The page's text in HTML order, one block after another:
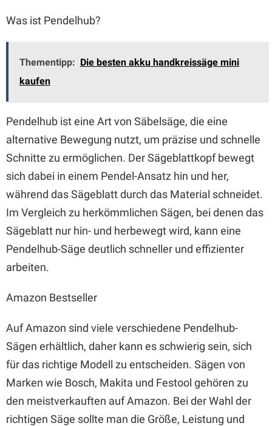
Was ist Pendelhub?
Thementipp: Die besten akku handkreissäge mini
kaufen
Pendelhub ist eine Art von Säbelsäge, die eine
alternative Bewegung nutzt, um präzise und schnelle
Schnitte zu ermöglichen. Der Sägeblattkopf bewegt
sich dabei in einem Pendel-Ansatz hin und her,
während das Sägeblatt durch das Material schneidet.
Im Vergleich zu herkömmlichen Sägen, bei denen das
Sägeblatt nur hin- und herbewegt wird, kann eine
Pendelhub-Säge deutlich schneller und effizienter
arbeiten.
Amazon Bestseller
Auf Amazon sind viele verschiedene Pendelhub-
Sägen erhältlich, daher kann es schwierig sein, sich
für das richtige Modell zu entscheiden. Sägen von
Marken wie Bosch, Makita und Festool gehören zu
den meistverkauften auf Amazon. Bei der Wahl der
richtigen Säge sollte man die Größe, Leistung und